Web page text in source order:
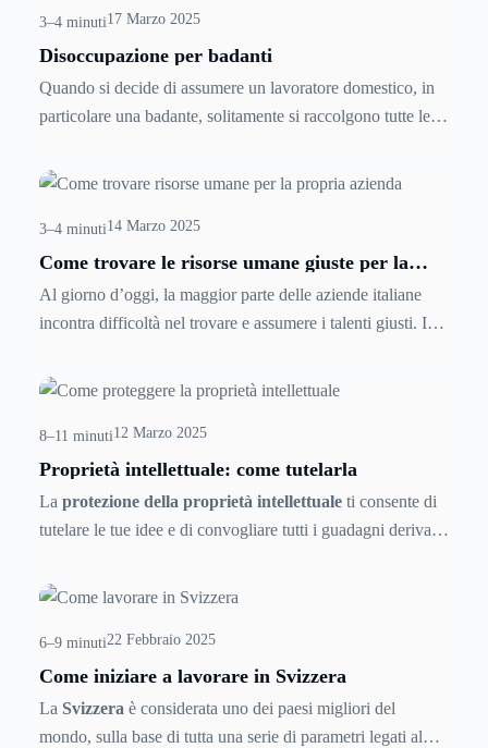
3–4 minuti17 Marzo 2025
Disoccupazione per badanti
Quando si decide di assumere un lavoratore domestico, in
particolare una badante, solitamente si raccolgono tutte le
assunzione, ma difficilmente ci si informa in caso di
normative in merito alla disoccupazione per badanti,
qualora esse vengano licenziate.
3–4 minuti14 Marzo 2025
Come trovare le risorse umane giuste per la
Al giorno d’oggi, la maggior parte delle aziende italiane
incontra difficoltà nel trovare e assumere i talenti giusti. I
mercato del lavoro, rendendo necessario un ripensamento
propri processi rischiano di perdere i migliori professionisti
a favore della concorrenza. Per attrarre talenti qualificati, le
aziende devono rivedere le modalità di selezione, puntando
su approcci innovativi e personalizzati.
8–11 minuti12 Marzo 2025
Proprietà intellettuale: come tutelarla
La protezione della proprietà intellettuale ti consente di
tutelare le tue idee e di convogliare tutti i guadagni derivanti
sfruttarle per ottenerne il massimo guadagno continua a
difficile da proteggere se non si conosce bene la legge.
6–9 minuti22 Febbraio 2025
Come iniziare a lavorare in Svizzera
La Svizzera è considerata uno dei paesi migliori del
mondo, sulla base di tutta una serie di parametri legati al